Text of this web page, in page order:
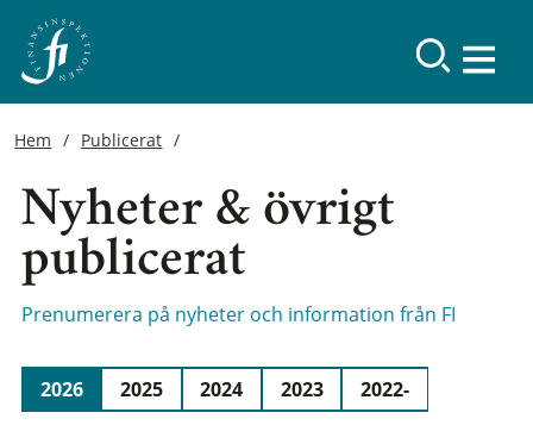
Hem Publicerat
Nyheter & övrigt
publicerat
Prenumerera på nyheter och information från FI
2026 2025 2024 2023 2022-